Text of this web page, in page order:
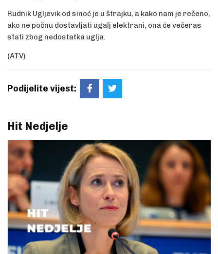
Rudnik Ugljevik od sinoć je u štrajku, a kako nam je rečeno,
ako ne počnu dostavljati ugalj elektrani, ona će večeras
stati zbog nedostatka uglja.
(ATV)
Podijelite vijest:
Hit Nedjelje